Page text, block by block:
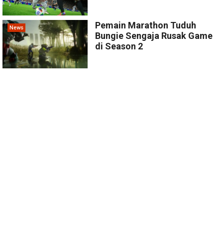
News
Pemain Marathon Tuduh
Bungie Sengaja Rusak Game
di Season 2